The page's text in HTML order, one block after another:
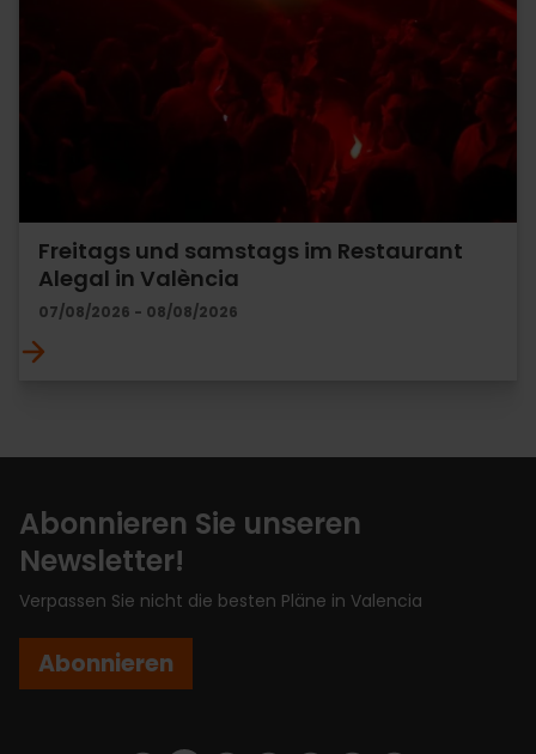
Freitags und samstags im Restaurant
Alegal in València
07/08/2026 - 08/08/2026
Abonnieren Sie unseren
Newsletter!
Verpassen Sie nicht die besten Pläne in Valencia
Abonnieren